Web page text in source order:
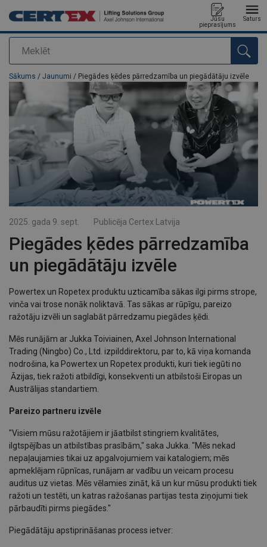
Meklēt
Jūsu
pieprasījums
Saturs
Pievienots jūsu pasūtījumam
Sākums / Jaunumi / Piegādes ķēdes pārredzamība un piegādātāju izvēle
2025. gada 9. sept. Publicēja Certex Latvija
Piegādes ķēdes pārredzamība
un piegādātāju izvēle
Powertex un Ropetex produktu uzticamība sākas ilgi pirms strope,
vinča vai trose nonāk noliktavā. Tas sākas ar rūpīgu, pareizo
ražotāju izvēli un saglabāt pārredzamu piegādes ķēdi.
Mēs runājām ar Jukka Toiviainen, Axel Johnson International
Trading (Ningbo) Co., Ltd. izpilddirektoru, par to, kā viņa komanda
nodrošina, ka Powertex un Ropetex produkti, kuri tiek iegūti no
Āzijas, tiek ražoti atbildīgi, konsekventi un atbilstoši Eiropas un
Austrālijas standartiem.
Pareizo partneru izvēle
"Visiem mūsu ražotājiem ir jāatbilst stingriem kvalitātes,
ilgtspējības un atbilstības prasībām," saka Jukka. "Mēs nekad
nepaļaujamies tikai uz apgalvojumiem vai katalogiem; mēs
apmeklējam rūpnīcas, runājam ar vadību un veicam procesu
auditus uz vietas. Mēs vēlamies zināt, kā un kur mūsu produkti tiek
ražoti un testēti, un katras ražošanas partijas testa ziņojumi tiek
pārbaudīti pirms piegādes."
Piegādātāju apstiprināšanas process ietver: